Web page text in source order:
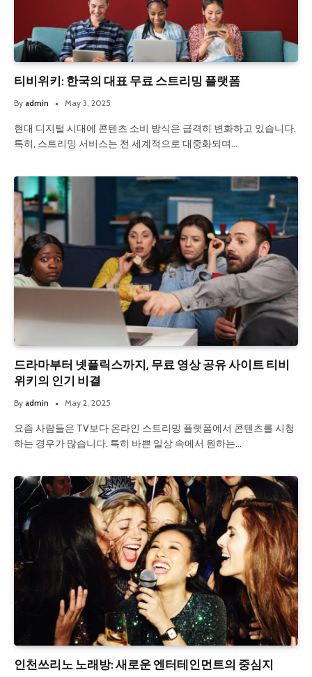
티비위키: 한국의 대표 무료 스트리밍 플랫폼
By admin May 3, 2025
현대 디지털 시대에 콘텐츠 소비 방식은 급격히 변화하고 있습니다.
특히, 스트리밍 서비스는 전 세계적으로 대중화되며…
드라마부터 넷플릭스까지, 무료 영상 공유 사이트 티비
위키의 인기 비결
By admin May 2, 2025
요즘 사람들은 TV보다 온라인 스트리밍 플랫폼에서 콘텐츠를 시청
하는 경우가 많습니다. 특히 바쁜 일상 속에서 원하는…
인천쓰리노 노래방: 새로운 엔터테인먼트의 중심지